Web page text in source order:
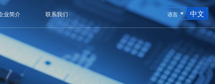
语言 中文
业简介 联系我们